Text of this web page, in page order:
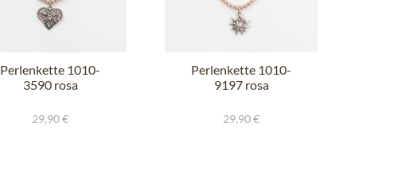
Perlenkette 1010-
3590 rosa
29,90 €
Perlenkette 1010-
9197 rosa
29,90 €